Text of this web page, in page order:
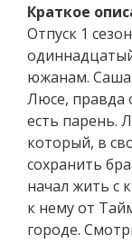
Краткое
Отпуск 1
южанам. Саша
Люсе, правда
есть парень.
который, в
сохранить
начал жить с
к нему от
городе.